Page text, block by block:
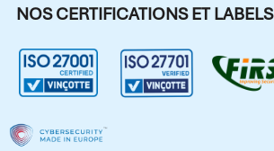
NOS CERTIFICATIONS ET LABELS